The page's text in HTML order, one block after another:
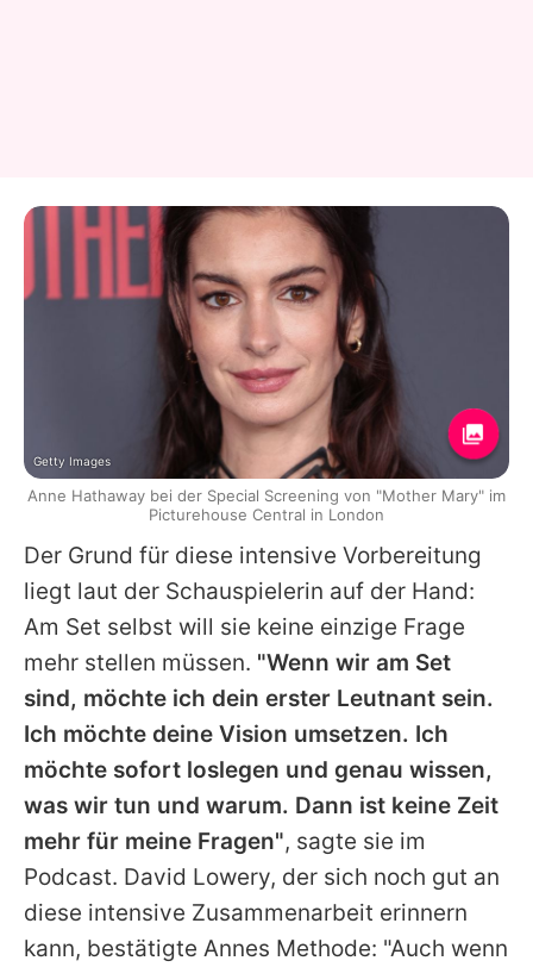
Der Grund für diese intensive Vorbereitung
liegt laut der Schauspielerin auf der Hand:
Am Set selbst will sie keine einzige Frage
mehr stellen müssen. "Wenn wir am Set
sind, möchte ich dein erster Leutnant sein.
Ich möchte deine Vision umsetzen. Ich
möchte sofort loslegen und genau wissen,
was wir tun und warum. Dann ist keine Zeit
mehr für meine Fragen", sagte sie im
Podcast. David Lowery, der sich noch gut an
diese intensive Zusammenarbeit erinnern
kann, bestätigte Annes Methode: "Auch wenn
Getty Images
Anne Hathaway bei der Special Screening von "Mother Mary" im
Picturehouse Central in London